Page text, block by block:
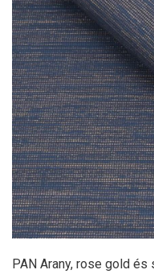
PAN Arany, rose gold